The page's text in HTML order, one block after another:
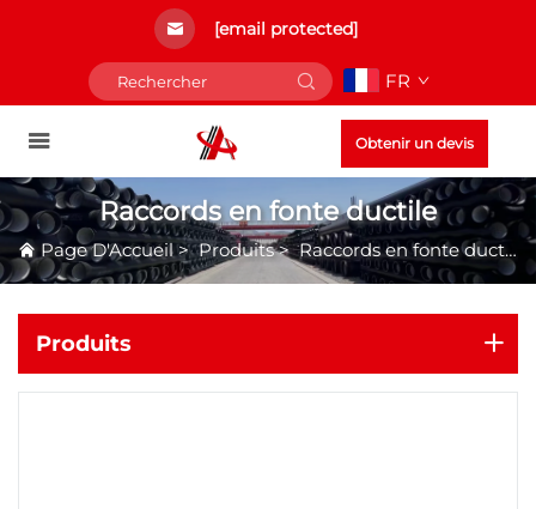
[email protected]
FR
Obtenir un devis
Raccords en fonte ductile
Page D'Accueil>Produits>Raccords en fonte ductile
Produits